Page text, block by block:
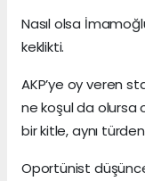
Nasıl olsa
keklikti.
AKP’ye oy veren
ne koşul da olursa
bir kitle, aynı
Oportünist